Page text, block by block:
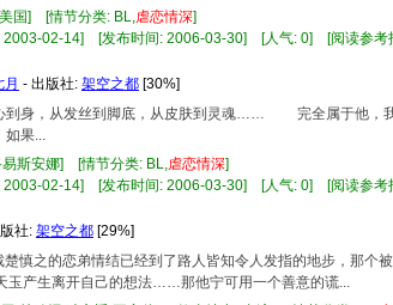
国] [情节分类: BL,
虐恋情深]
2003-02-14] [发布时间: 2006-03-30] [人气: 0] [阅读参考
月 - 出版社: 架空之都 [30%]
身，从发丝到脚底，从皮肤到灵魂…… 完全属于他
果...
斯安娜] [情节分类: BL,
虐恋情深]
2003-02-14] [发布时间: 2006-03-30] [人气: 0] [阅读参考
社: 架空之都 [29%]
楚慎之的恋弟情结已经到了路人皆知令人发指的地步，那
玉产生离开自己的想法……那他宁可用一个善意的谎...